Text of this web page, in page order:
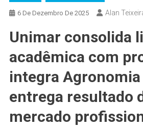
6 De Dezembro De 2025 Alan
Unimar consolida
acadêmica com
integra Agronomia
entrega resultado
mercado